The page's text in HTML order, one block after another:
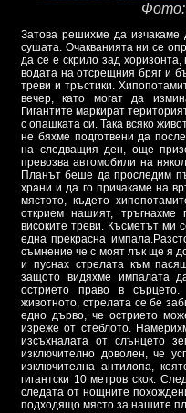
Фото:
Затова решихме да
сушата. Очакванията ни се
да се е скрило зад
водата на отсрещния бряг и
треви и тръстики.
вечер, като могат да
Гигантите маркират
с опашката си. Така всяко
не бяхме подготвени да
на следващия ден, още
превозва автомобили на
Планът беше да проследим
храни и да го причакаме на
мястото, където
открием нашият, тръгнахме
високите треви. Късметът ми
една прекрасна
съмнение че с моят лък ще я
и пуснах стрелата към
защото видяхме импалата
острието право в
животното, стрелата се бе
едно дърво, че острието
изреже от стеблото.
изсъхналата от слънцето
изключително доволен, че
изключителна антилопа,
гигантски 10 метров скок.
следата от нощните
подходящо място за нашите